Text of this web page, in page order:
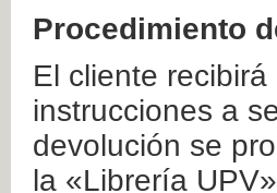
Procedimiento
El cliente
instrucciones a
devolución se
la «Librería